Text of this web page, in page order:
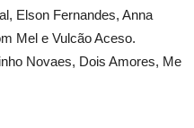
Elson Fernandes, Anna
Mel e Vulcão Aceso.
Novaes, Dois Amores, Me